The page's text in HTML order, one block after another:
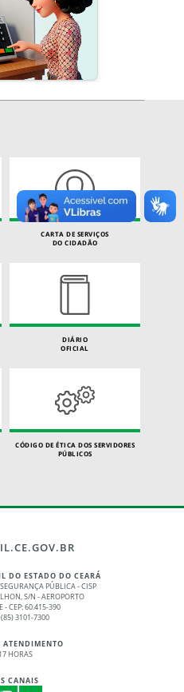
CARTA DE SERVIÇOS
DO CIDADÃO
DIÁRIO
OFICIAL
CÓDIGO DE ÉTICA DOS SERVIDORES
PÚBLICOS
DO ESTADO DO CEARÁ
PÚBLICA - CISP
S/N - AEROPORTO
- CEP: 60.415-390
(85) 3101-7300
ATENDIMENTO
HORAS
CANAIS